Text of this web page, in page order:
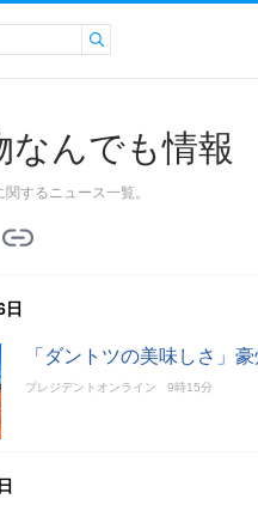
なんでも情報
するニュース一覧。
「ダントツの美味しさ」
プレジデントオンライン 9時15分